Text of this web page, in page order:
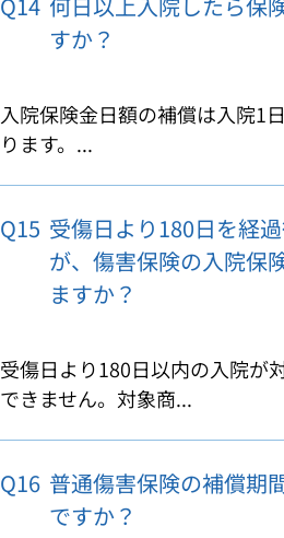
すか？
入院保険金日額の補償は入院1
ります。...
Q15 受傷日より180日を経
が、傷害保険の入院保
ますか？
受傷日より180日以内の入院が
できません。対象商...
Q16 普通傷害保険の補償期
ですか？